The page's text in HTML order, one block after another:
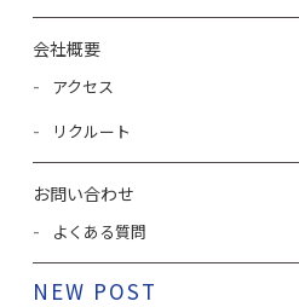
会社概要
アクセス
リクルート
お問い合わせ
よくある質問
NEW POST